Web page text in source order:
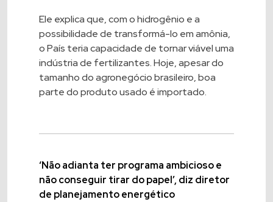
Ele explica que, com o hidrogênio e a
possibilidade de transformá-lo em amônia,
o País teria capacidade de tornar viável uma
indústria de fertilizantes. Hoje, apesar do
tamanho doagronegóciobrasileiro, boa
parte do produto usado é importado.
‘Não adianta ter programa ambicioso e
não conseguir tirar do papel’, diz diretor
de planejamento energético